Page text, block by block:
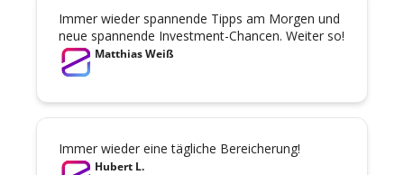
Immer wieder spannende Tipps am Morgen und
neue spannende Investment-Chancen. Weiter so!
Matthias Weiß
Immer wieder eine tägliche Bereicherung!
Hubert L.